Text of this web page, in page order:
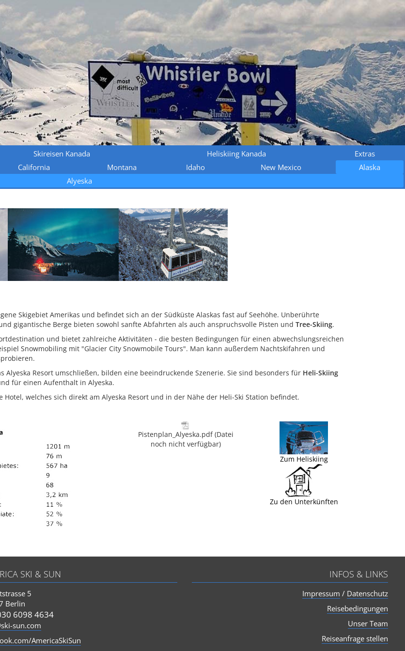
Skireisen Kanada Heliskiing Kanada
Extras
California Montana Idaho New Mexico
Alaska
Alyeska
Skigebiet Amerikas und befindet sich an der Südküste Alaskas fast auf Seehöhe. Unberührte
gigantische Berge bieten sowohl sanfte Abfahrten als auch anspruchsvolle Pisten und Tree-Skiing.
und bietet zahlreiche Aktivitäten - die besten Bedingungen für einen abwechslungsreichen
Snowmobiling mit "Glacier City Snowmobile Tours". Man kann außerdem Nachtskifahren und
Alyeska Resort umschließen, bilden eine beeindruckende Szenerie. Sie sind besonders für Heli-Skiing
für einen Aufenthalt in Alyeska.
Hotel, welches sich direkt am Alyeska Resort und in der Nähe der Heli-Ski Station befindet.
Pistenplan_Alyeska.pdf (Datei
noch nicht verfügbar)
Zum Heliskiing
Zu den Unterkünften
SKI & SUN
5
Berlin
6098 4634
sun.com
AmericaSkiSun
INFOS & LINKS
Impressum / Datenschutz
Reisebedingungen
Unser Team
Reiseanfrage stellen